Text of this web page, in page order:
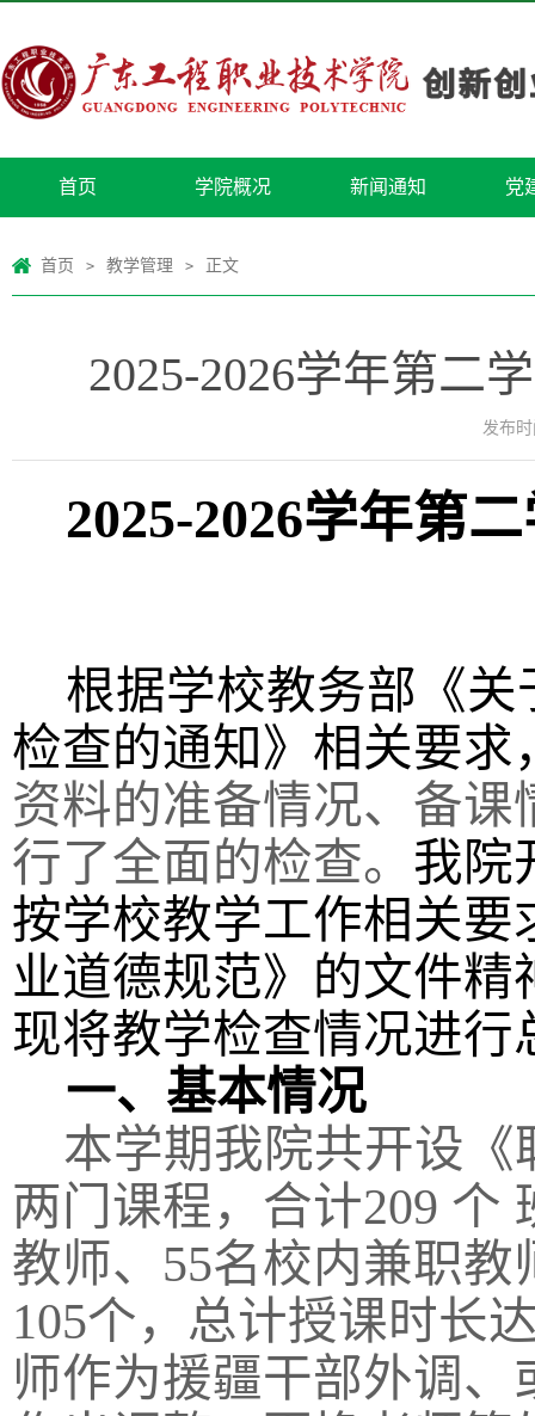
首页 学院概况 新闻通知 党
首页 > 教学管理 > 正文
2025-2026学年第二
发布时
2025-2026学年第
根据学校教务部《关
检查的通知》相关要求
资料的准备情况、备
行了全面的检查。 我院
按学校教学工作相关
业道德规范》的文件
现将教学检查情况进行
一、基本情况
本学期我院共开设
两门课程，合计209 个
教师、 55名校内兼职教
105个，总计授课时长
师作为援疆干部外调